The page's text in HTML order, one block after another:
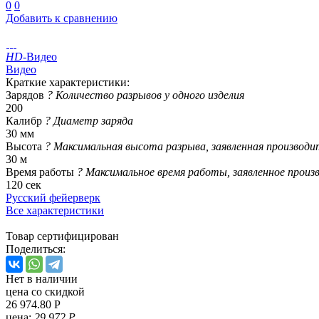
0 0
Добавить к сравнению
HD-Видео
Видео
Краткие характеристики:
Зарядов ? Количество разрывов у одного изделия
200
Калибр ? Диаметр заряда
30 мм
Высота ? Максимальная высота разрыва, заявленная
30 м
Время работы ? Максимальное время работы, заявленное
120 сек
Русский фейерверк
Все характеристики
Товар сертифицирован
Поделиться:
Нет в наличии
цена со скидкой
26 974.80 Р